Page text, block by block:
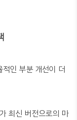
인 부분 개선이 더
최신 버전으로의 마